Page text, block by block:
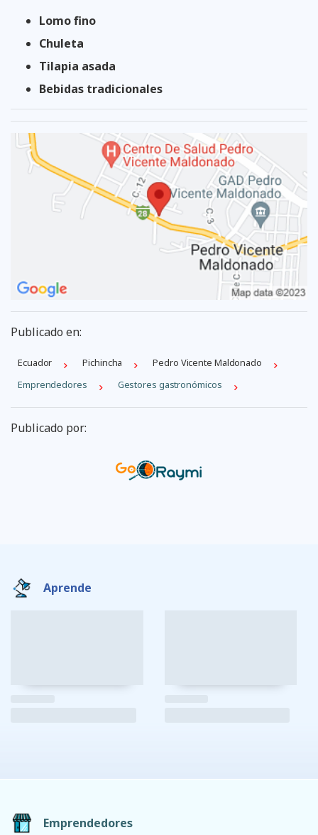
Lomo fino
Chuleta
Tilapia asada
Bebidas tradicionales
Publicado en:
Ecuador Pichincha
Pedro Vicente Maldonado
Emprendedores
Gestores gastronómicos
Publicado por:
Aprende
Emprendedores